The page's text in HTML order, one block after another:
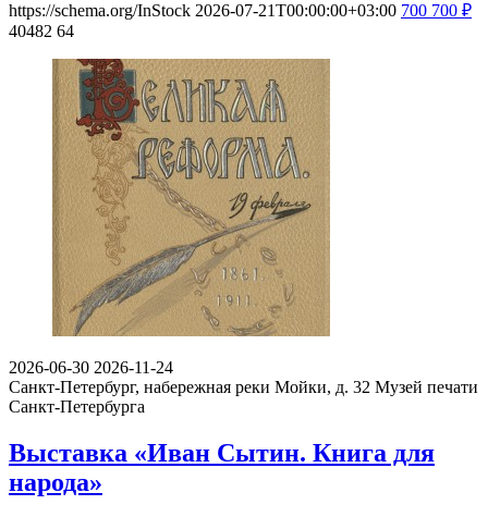
https://schema.org/InStock 2026-07-21T00:00:00+03:00 700 700 ₽
40482 64
2026-06-30 2026-11-24
Санкт-Петербург, набережная реки Мойки, д. 32 Музей печати
Санкт-Петербурга
Выставка «Иван Сытин. Книга для
народа»